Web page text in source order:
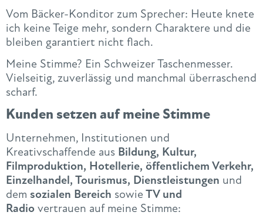
Vom Bäcker-Konditor zum Sprecher: Heute knete
ich keine Teige mehr, sondern Charaktere und die
bleiben garantiert nicht flach.
Meine Stimme? Ein Schweizer Taschenmesser.
Vielseitig, zuverlässig und manchmal überraschend
scharf.
Kunden setzen auf meine Stimme
Unternehmen, Institutionen und
Kreativschaffende aus Bildung, Kultur,
Filmproduktion, Hotellerie, öffentlichem Verkehr,
Einzelhandel, Tourismus, Dienstleistungen und
dem sozialen Bereich sowie TV und
Radio vertrauen auf meine Stimme: